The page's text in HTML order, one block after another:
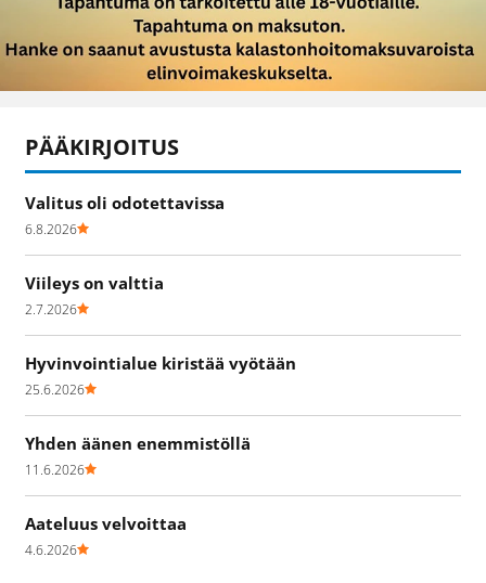
PÄÄKIRJOITUS
Valitus oli odotettavissa
6.8.2026
Viileys on valttia
2.7.2026
Hyvinvointialue kiristää vyötään
25.6.2026
Yhden äänen enemmistöllä
11.6.2026
Aateluus velvoittaa
4.6.2026